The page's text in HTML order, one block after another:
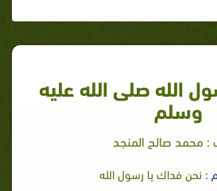
الله صلى الله عليه
وسلم
: محمد صالح المنجد
: نحن فداك يا رسول الله